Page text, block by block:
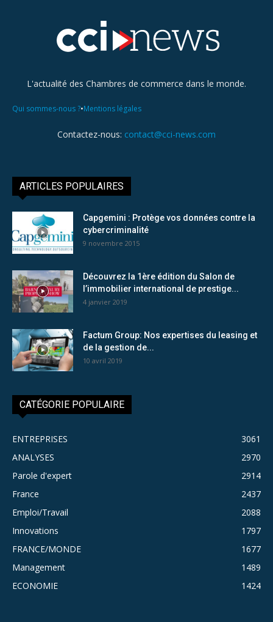
L'actualité des Chambres de commerce dans le monde.
Qui sommes-nous ?•Mentions légales
Contactez-nous: contact@cci-news.com
ARTICLES POPULAIRES
Capgemini : Protège vos données contre la
cybercriminalité
9 novembre 2015
Découvrez la 1ère édition du Salon de
l’immobilier international de prestige...
4 janvier 2019
Factum Group: Nos expertises du leasing et
de la gestion de...
10 avril 2019
CATÉGORIE POPULAIRE
ENTREPRISES
3061
ANALYSES
2970
Parole d'expert
2914
France
2437
Emploi/Travail
2088
Innovations
1797
FRANCE/MONDE
1677
Management
1489
ECONOMIE
1424